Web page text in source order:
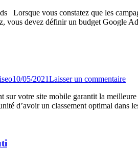
Lorsque vous constatez que les
vous devez définir un budget Google
10/05/2021Laisser un commentaire
votre site mobile garantit la
d’avoir un classement optimal dans